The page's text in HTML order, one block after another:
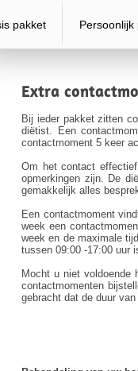
pakket Persoonlijk
Extra
Bij ieder pakket zitten
diëtist. Een
contactmoment 5 keer
Om het contact
opmerkingen zijn. De
gemakkelijk alles
Een contactmoment
week een
week en de maximale
tussen 09:00 -17:00 uur
Mocht u niet voldoende
contactmomenten
gebracht dat de duur